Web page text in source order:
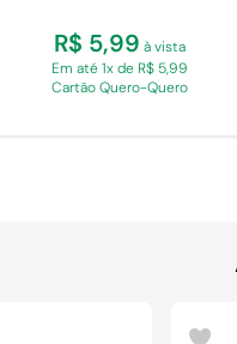
R$ 5,99 à vista
Em até 1x de R$ 5,99
Cartão Quero-Quero